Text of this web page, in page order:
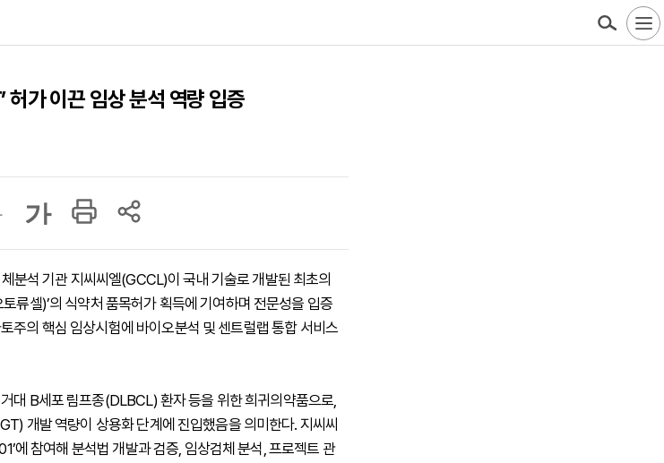
허가 이끈 임상 분석 역량 입증
가
분석 기관 지씨씨엘(GCCL)이 국내 기술로 개발된 최초의
류셀)’의 식약처 품목허가 획득에 기여하며 전문성을 입증
주의 핵심 임상시험에 바이오분석 및 센트럴랩 통합 서비스
대 B세포 림프종(DLBCL) 환자 등을 위한 희귀의약품으로,
개발 역량이 상용화 단계에 진입했음을 의미한다. 지씨씨
에 참여해 분석법 개발과 검증, 임상검체 분석, 프로젝트 관